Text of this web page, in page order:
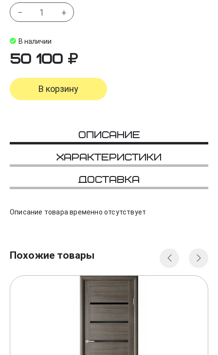
− +
В наличии
50 100
В корзину
Описание
Характеристики
Доставка
Описание товара временно отсутствует
Похожие товары